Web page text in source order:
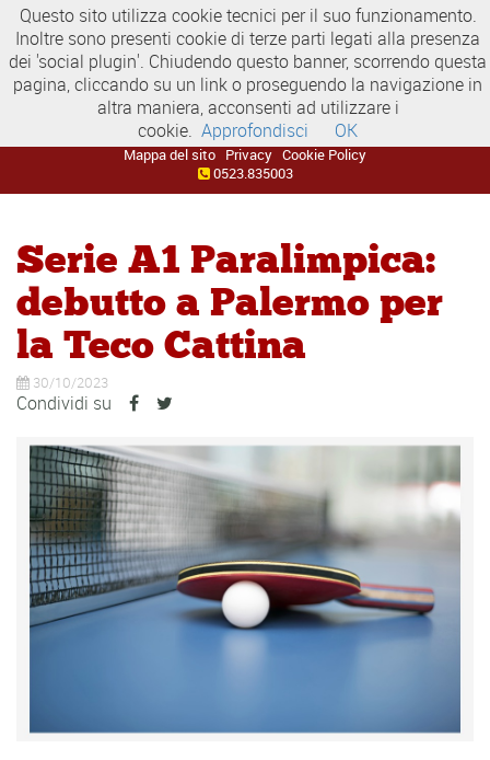
Mappa del sito Privacy Cookie Policy
0523.835003
Serie A1 Paralimpica:
debutto a Palermo per
la Teco Cattina
30/10/2023
Condividi su
Questo sito utilizza cookie tecnici per il suo funzionamento.
Inoltre sono presenti cookie di terze parti legati alla presenza
dei 'social plugin'. Chiudendo questo banner, scorrendo questa
pagina, cliccando su un link o proseguendo la navigazione in
altra maniera, acconsenti ad utilizzare i
cookie. Approfondisci OK